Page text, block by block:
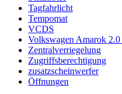
Tagfahrlicht
Tempomat
VCDS
Volkswagen Amarok 2.0
Zentralverriegelung
Zugriffsberechtigung
zusatzscheinwerfer
Öffnungen